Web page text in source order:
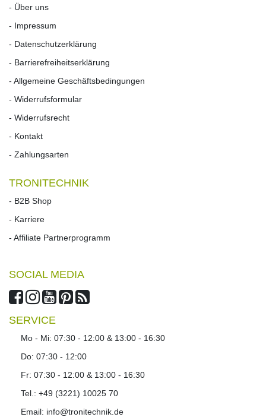
- Über uns
- Impressum
- Datenschutzerklärung
- Barrierefreiheitserklärung
- Allgemeine Geschäftsbedingungen
- Widerrufsformular
- Widerrufs­recht
- Kontakt
- Zahlungsarten
TRONITECHNIK
- B2B Shop
- Karriere
- Affiliate Partnerprogramm
SOCIAL MEDIA
SERVICE
Mo - Mi: 07:30 - 12:00 & 13:00 - 16:30
Do: 07:30 - 12:00
Fr: 07:30 - 12:00 & 13:00 - 16:30
Tel.: +49 (3221) 10025 70
Email: info@tronitechnik.de